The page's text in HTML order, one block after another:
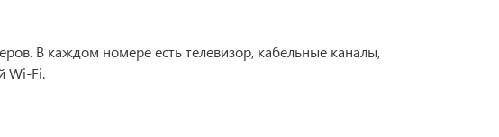
В каждом номере есть телевизор, кабельные каналы,
Wi-Fi.